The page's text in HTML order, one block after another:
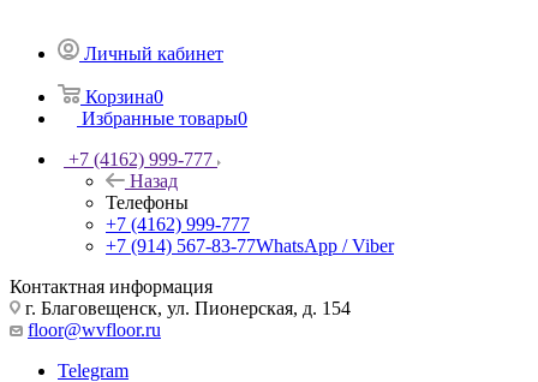
Личный кабинет
Корзина0
Избранные товары0
+7 (4162) 999-777
Назад
Телефоны
+7 (4162) 999-777
+7 (914) 567-83-77WhatsApp / Viber
Контактная информация
г. Благовещенск, ул. Пионерская, д. 154
floor@wvfloor.ru
Telegram